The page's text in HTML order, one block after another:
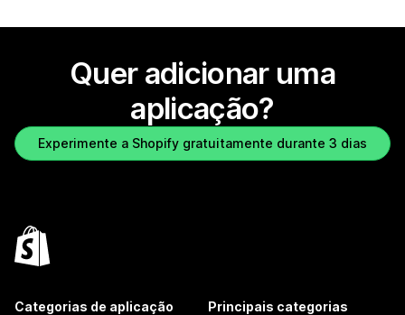
Quer adicionar uma
aplicação?
Experimente a Shopify gratuitamente durante 3 dias
Categorias de aplicação Principais categorias